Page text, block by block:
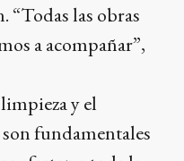
“Todas las obras
a acompañar”,
y el
fundamentales